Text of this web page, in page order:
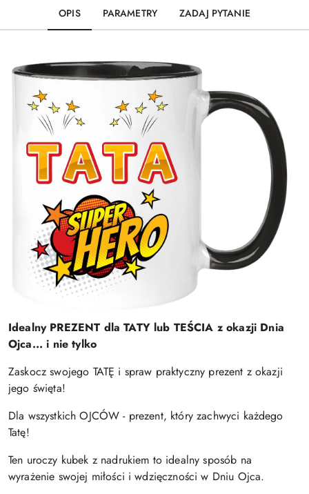
OPIS PARAMETRY ZADAJ PYTANIE
Idealny PREZENT dla TATY lub TEŚCIA z okazji Dnia
Ojca... i nie tylko
Zaskocz swojego TATĘ i spraw praktyczny prezent z okazji
jego święta!
Dla wszystkich OJCÓW - prezent, który zachwyci każdego
Tatę!
Ten uroczy kubek z nadrukiem to idealny sposób na
wyrażenie swojej miłości i wdzięczności w Dniu Ojca.